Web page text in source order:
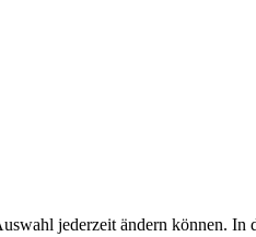
jederzeit ändern können.